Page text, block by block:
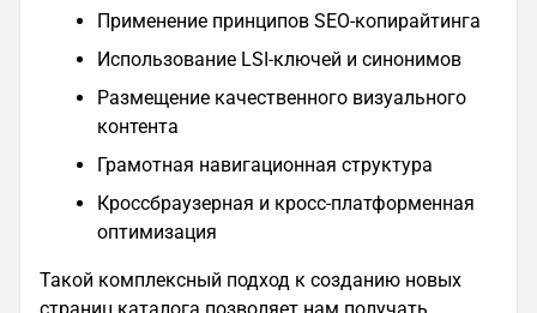
Применение принципов SEO-копирайтинга
Использование LSI-ключей и синонимов
Размещение качественного визуального
контента
Грамотная навигационная структура
Кроссбраузерная и кросс-платформенная
оптимизация
Такой комплексный подход к созданию новых